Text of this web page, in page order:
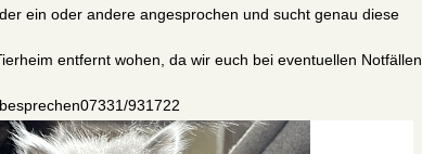
ein oder andere angesprochen und sucht genau diese
entfernt wohen, da wir euch bei eventuellen Notfällen
931722